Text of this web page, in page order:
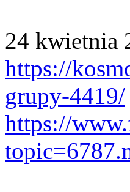
24 kwietnia
https://
grupy-4419/
https://